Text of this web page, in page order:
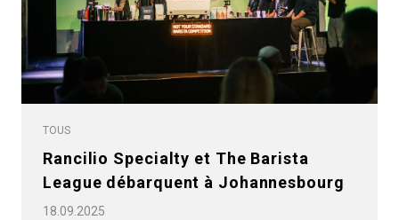
TOUS
Rancilio Specialty et The Barista
League débarquent à Johannesbourg
18.09.2025
Plus de